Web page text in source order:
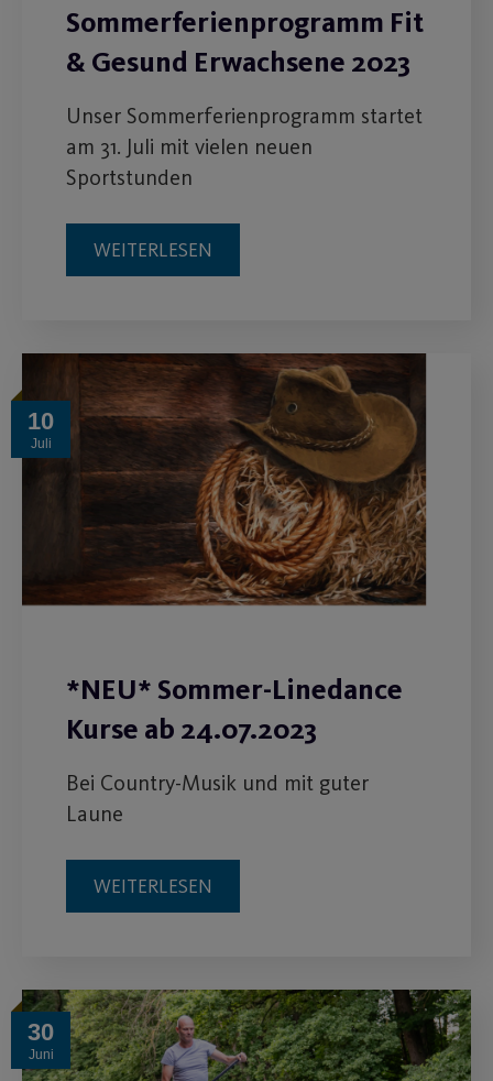
Sommerferienprogramm Fit
& Gesund Erwachsene 2023
Unser Sommerferienprogramm startet
am 31. Juli mit vielen neuen
Sportstunden
WEITERLESEN
10
Juli
*NEU* Sommer-Linedance
Kurse ab 24.07.2023
Bei Country-Musik und mit guter
Laune
WEITERLESEN
30
Juni